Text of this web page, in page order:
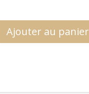
Ajouter au panier